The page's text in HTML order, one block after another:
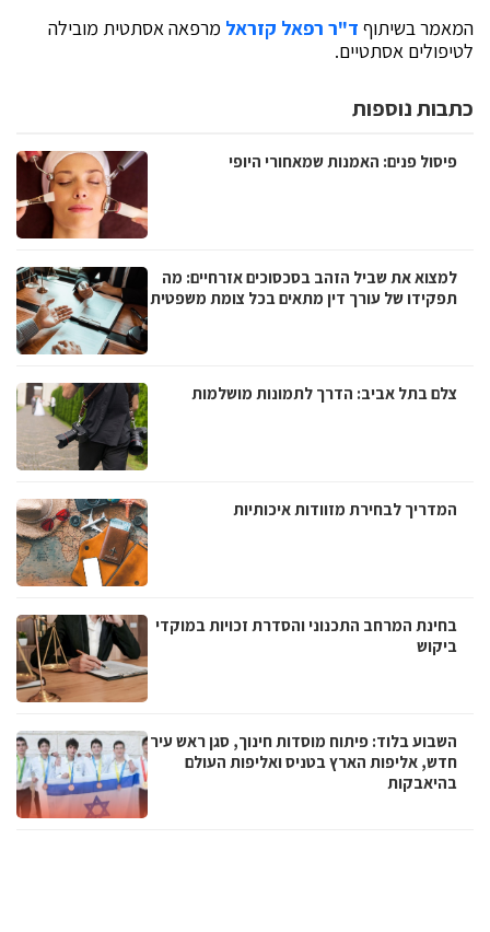
המאמר בשיתוף ד"ר רפאל קזראל מרפאה אסתטית מובילה
לטיפולים אסתטיים.
כתבות נוספות
פיסול פנים: האמנות שמאחורי היופי
למצוא את שביל הזהב בסכסוכים אזרחיים: מה
תפקידו של עורך דין מתאים בכל צומת משפטית
צלם בתל אביב: הדרך לתמונות מושלמות
המדריך לבחירת מזוודות איכותיות
בחינת המרחב התכנוני והסדרת זכויות במוקדי
ביקוש
השבוע בלוד: פיתוח מוסדות חינוך, סגן ראש עיר
חדש, אליפות הארץ בטניס ואליפות העולם
בהיאבקות